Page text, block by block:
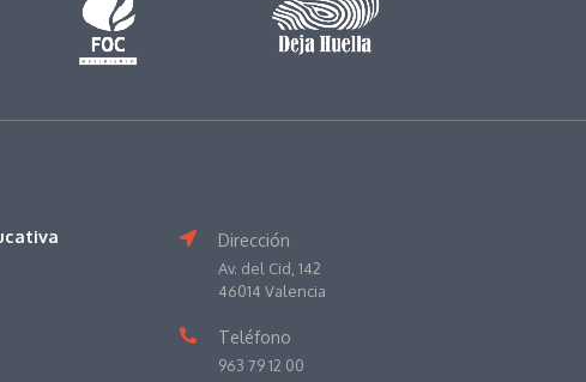
Dirección
Av. del Cid, 142
46014 Valencia
Teléfono
963 79 12 00